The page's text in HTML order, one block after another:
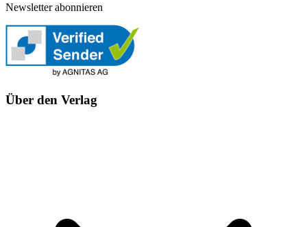
Newsletter abonnieren
Über den Verlag